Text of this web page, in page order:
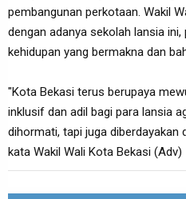
pembangunan perkotaan. Wakil
dengan adanya sekolah lansia
kehidupan yang bermakna dan
"Kota Bekasi terus berupaya
inklusif dan adil bagi para lansia
dihormati, tapi juga diberdayakan
kata Wakil Wali Kota Bekasi (Adv)